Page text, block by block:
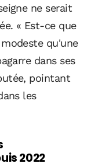
ne serait
« Est-ce que
qu'une
dans ses
pointant
les
2022